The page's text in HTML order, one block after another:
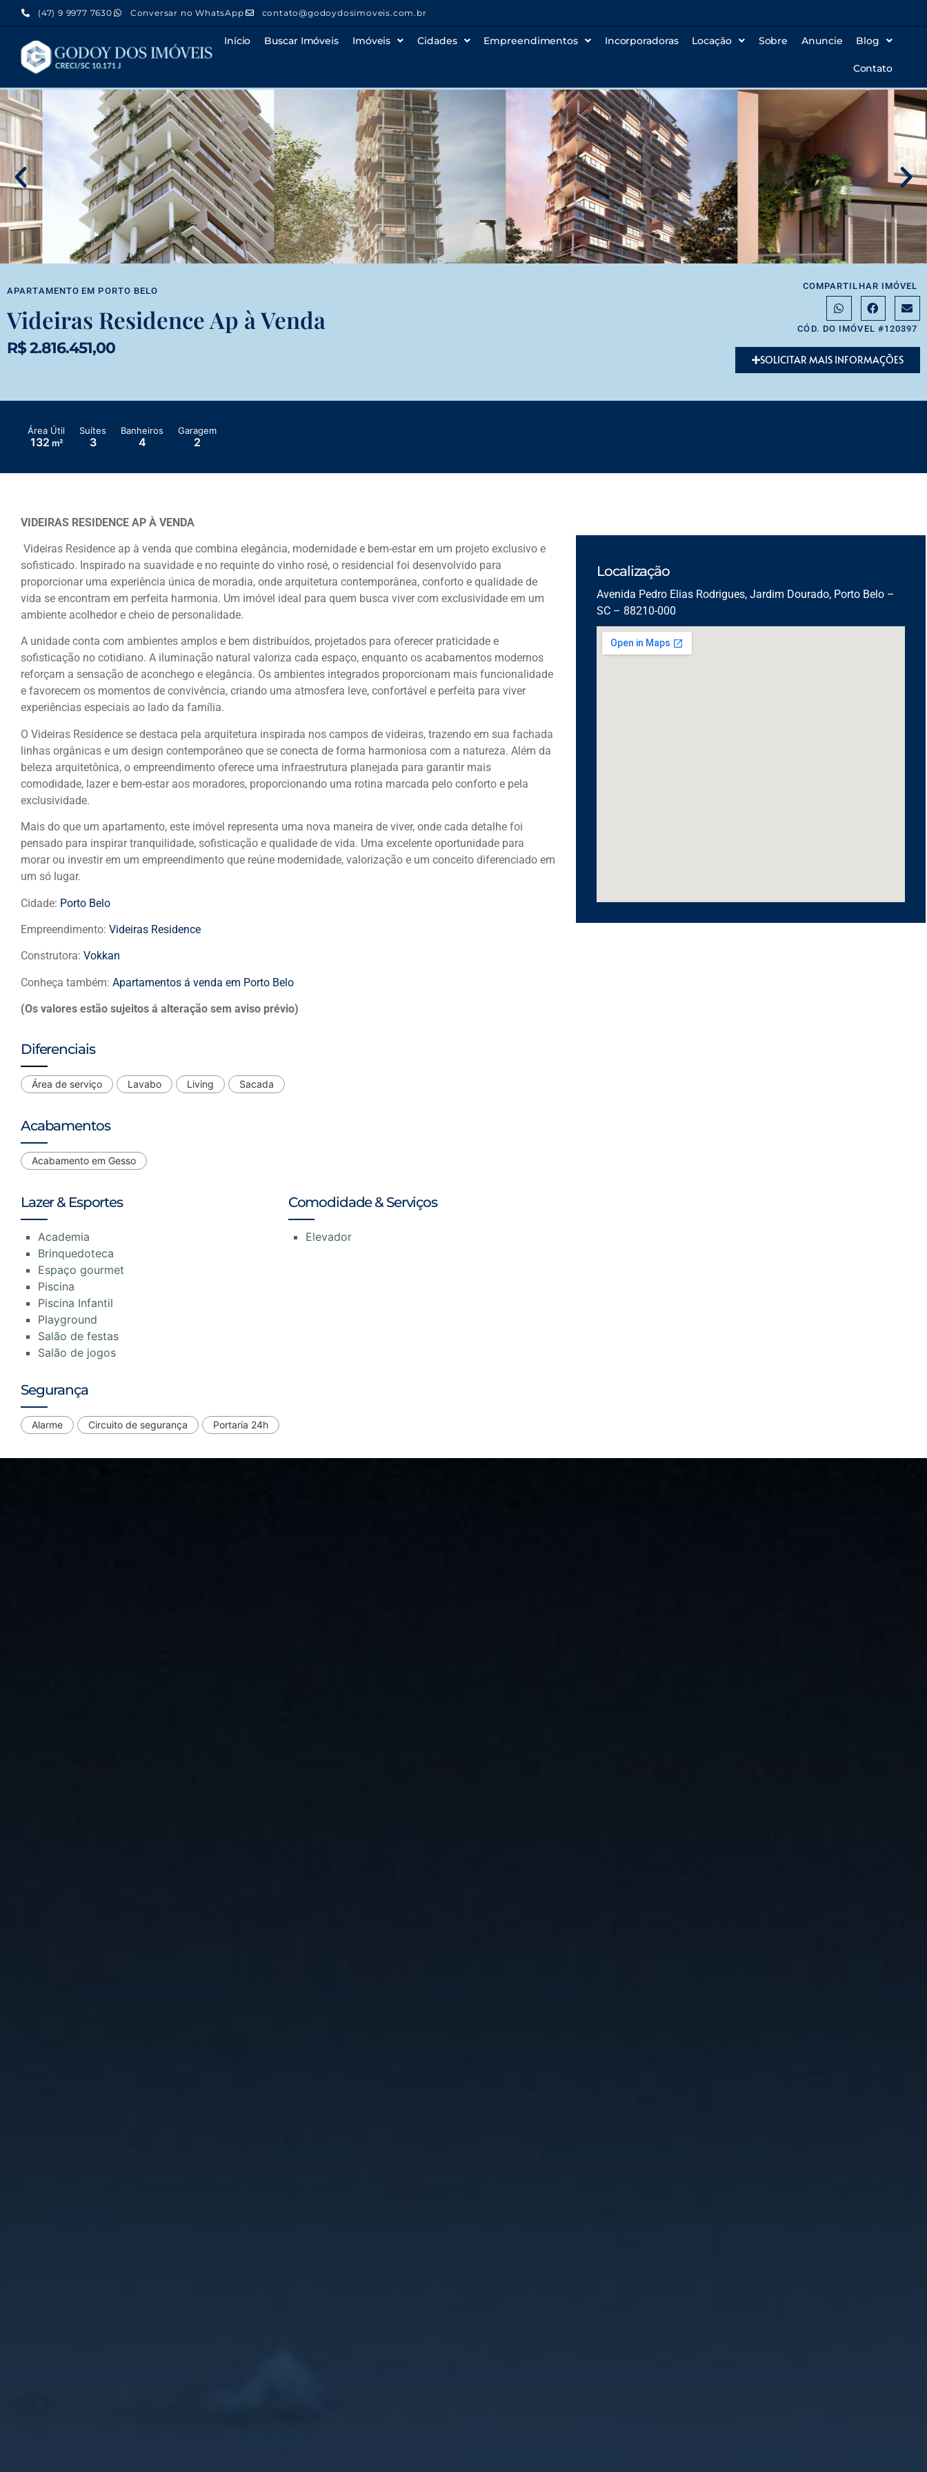
(47) 9 9977 7630 Conversar no WhatsApp contato@godoydosimoveis.com.br
Início Buscar Imóveis Imóveis Cidades Empreendimentos Incorporadoras Locação Sobre Anuncie Blog
Contato
APARTAMENTO EM PORTO BELO
Videiras Residence Ap à Venda
R$ 2.816.451,00
COMPARTILHAR IMÓVEL
CÓD. DO IMÓVEL #120397
SOLICITAR MAIS INFORMAÇÕES
Área Útil
132 m²
Suítes
3
Banheiros
4
Garagem
2
VIDEIRAS RESIDENCE AP À VENDA
Videiras Residence ap à venda que combina elegância, modernidade e bem-estar em um projeto exclusivo e
sofisticado. Inspirado na suavidade e no requinte do vinho rosé, o residencial foi desenvolvido para
proporcionar uma experiência única de moradia, onde arquitetura contemporânea, conforto e qualidade de
vida se encontram em perfeita harmonia. Um imóvel ideal para quem busca viver com exclusividade em um
ambiente acolhedor e cheio de personalidade.
A unidade conta com ambientes amplos e bem distribuídos, projetados para oferecer praticidade e
sofisticação no cotidiano. A iluminação natural valoriza cada espaço, enquanto os acabamentos modernos
reforçam a sensação de aconchego e elegância. Os ambientes integrados proporcionam mais funcionalidade
e favorecem os momentos de convivência, criando uma atmosfera leve, confortável e perfeita para viver
experiências especiais ao lado da família.
O Videiras Residence se destaca pela arquitetura inspirada nos campos de videiras, trazendo em sua fachada
linhas orgânicas e um design contemporâneo que se conecta de forma harmoniosa com a natureza. Além da
beleza arquitetônica, o empreendimento oferece uma infraestrutura planejada para garantir mais
comodidade, lazer e bem-estar aos moradores, proporcionando uma rotina marcada pelo conforto e pela
exclusividade.
Mais do que um apartamento, este imóvel representa uma nova maneira de viver, onde cada detalhe foi
pensado para inspirar tranquilidade, sofisticação e qualidade de vida. Uma excelente oportunidade para
morar ou investir em um empreendimento que reúne modernidade, valorização e um conceito diferenciado em
um só lugar.
Cidade: Porto Belo
Empreendimento: Videiras Residence
Construtora: Vokkan
Conheça também: Apartamentos á venda em Porto Belo
(Os valores estão sujeitos á alteração sem aviso prévio)
Diferenciais
Área de serviço Lavabo Living Sacada
Acabamentos
Acabamento em Gesso
Lazer & Esportes
Academia
Brinquedoteca
Espaço gourmet
Piscina
Piscina Infantil
Playground
Salão de festas
Salão de jogos
Comodidade & Serviços
Elevador
Segurança
Alarme Circuito de segurança Portaria 24h
Localização
Avenida Pedro Elias Rodrigues, Jardim Dourado, Porto Belo –
SC – 88210-000